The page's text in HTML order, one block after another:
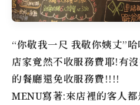
“你敬我一尺 我敬你姨丈”
店家竟然不收服務費耶!有
的餐廳還免收服務費!!!!
MENU寫著:來店裡的客人